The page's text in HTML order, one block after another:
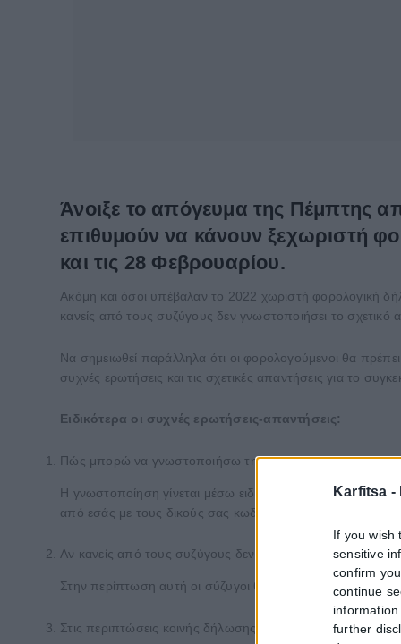
Karfitsa -
If you wish
sensitive
confirm
continue
further
Άνοιξε το απόγευμα της Πέμπτης
επιθυμούν να κάνουν ξεχωριστή
και τις 28 Φεβρουαρίου.
Ακόμη και όσοι υπέβαλαν το 2022 χωριστή φορολογική
κανείς από τους συζύγους δεν γνωστοποιήσει το
Να σημειωθεί παράλληλα ότι οι φορολογούμενοι θα
συχνές ερωτήσεις και τις σχετικές απαντήσεις για το
Ειδικότερα οι συχνές ερωτήσεις-απαντήσεις:
Πώς μπορώ να γνωστοποιήσω την επιλογή μου να
Η γνωστοποίηση γίνεται μέσω ειδικής ηλεκτρονικής
από εσάς με τους δικούς σας κωδικούς πρόσβασης είτε,
Αν κανείς από τους συζύγους δεν γνωστοποιήσει την
Στην περίπτωση αυτή οι σύζυγοι θα υποβάλουν κοινή
Στις περιπτώσεις κοινής δήλωσης Φ.Ε. συζύγων, θα